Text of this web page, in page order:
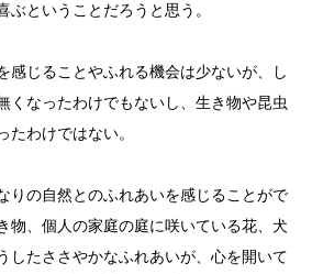
ぶということだろうと思う。
じることやふれる機会は少ないが、し
くなったわけでもないし、生き物や昆虫
たわけではない。
りの自然とのふれあいを感じることがで
物、個人の家庭の庭に咲いている花、犬
したささやかなふれあいが、心を開いて